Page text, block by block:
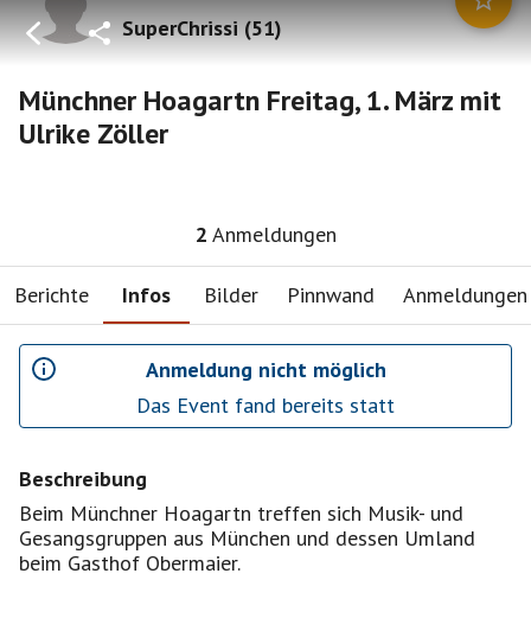
SuperChrissi(51)
Münchner Hoagartn Freitag, 1. März mit
Ulrike Zöller
2 Anmeldungen
Berichte Infos Bilder Pinnwand Anmeldungen
Anmeldung nicht möglich
Das Event fand bereits statt
Beschreibung
Beim Münchner Hoagartn treffen sich Musik- und
Gesangsgruppen aus München und dessen Umland
beim Gasthof Obermaier.